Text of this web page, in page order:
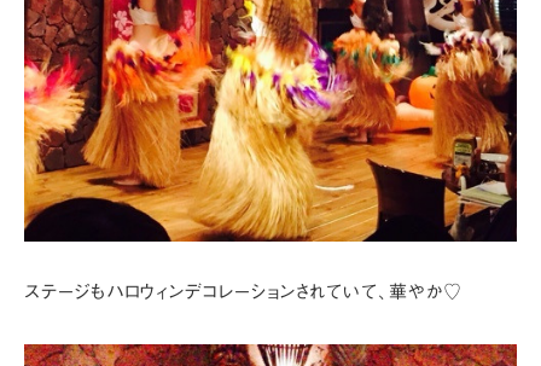
ステージもハロウィンデコレーションされていて、華やか♡